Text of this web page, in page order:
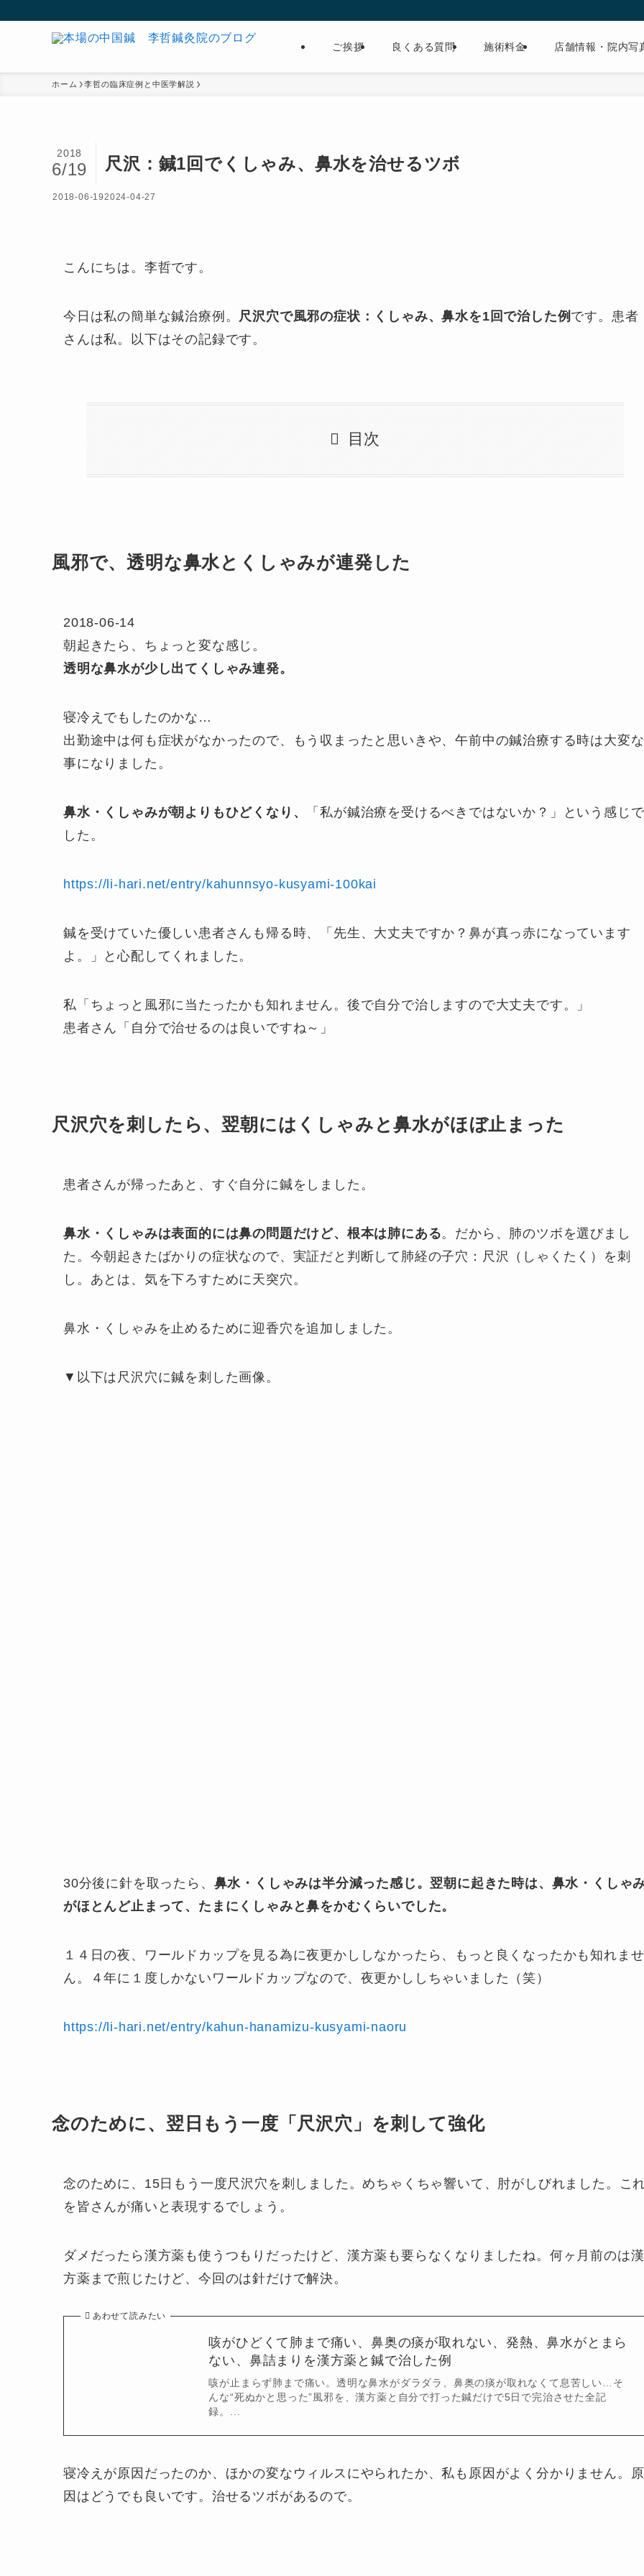
ご挨拶 良くある質問 施術料金 店舗情報・院内写
ホーム 李哲の臨床症例と中医学解説
尺沢：鍼1回でくしゃみ、鼻水を治せるツボ
2018
6/19
2018-06-192024-04-27
こんにちは。李哲です。
今日は私の簡単な鍼治療例。 尺沢穴で風邪の症状：くしゃみ、鼻水を1回で治した例 です。患者
さんは私。以下はその記録です。
目次
風邪で、透明な鼻水とくしゃみが連発した
2018-06-14
朝起きたら、ちょっと変な感じ。
透明な鼻水が少し出てくしゃみ連発。
寝冷えでもしたのかな…
出勤途中は何も症状がなかったので、もう収まったと思いきや、午前中の鍼治療する時は大変な
事になりました。
鼻水・くしゃみが朝よりもひどくなり、
「私が鍼治療を受けるべきではないか？」という感じで
した。
https://li-hari.net/entry/kahunnsyo-kusyami-100kai
鍼を受けていた優しい患者さんも帰る時、「先生、大丈夫ですか？鼻が真っ赤になっています
よ。」と心配してくれました。
私「ちょっと風邪に当たったかも知れません。後で自分で治しますので大丈夫です。」
患者さん「自分で治せるのは良いですね～」
尺沢穴を刺したら、翌朝にはくしゃみと鼻水がほぼ止まった
患者さんが帰ったあと、すぐ自分に鍼をしました。
鼻水・くしゃみは表面的には鼻の問題だけど、根本は肺にある。だから、肺のツボを選びまし
た。今朝起きたばかりの症状なので、実証だと判断して肺経の子穴：尺沢（しゃくたく）を刺
し。あとは、気を下ろすために天突穴。
鼻水・くしゃみを止めるために迎香穴を追加しました。
▼以下は尺沢穴に鍼を刺した画像。
30分後に針を取ったら、 鼻水・くしゃみは半分減った感じ。翌朝に起きた時は、鼻水・くしゃ
がほとんど止まって、たまにくしゃみと鼻をかむくらいでした。
１４日の夜、ワールドカップを見る為に夜更かししなかったら、もっと良くなったかも知れませ
ん。４年に１度しかないワールドカップなので、夜更かししちゃいました（笑）
https://li-hari.net/entry/kahun-hanamizu-kusyami-naoru
念のために、翌日もう一度「尺沢穴」を刺して強化
念のために、15日もう一度尺沢穴を刺しました。めちゃくちゃ響いて、肘がしびれました。こ
を皆さんが痛いと表現するでしょう。
ダメだったら漢方薬も使うつもりだったけど、漢方薬も要らなくなりましたね。何ヶ月前のは漢
方薬まで煎じたけど、今回のは針だけで解決。
あわせて読みたい
咳がひどくて肺まで痛い、鼻奥の痰が取れない、発熱、鼻水がとまら
ない、鼻詰まりを漢方薬と鍼で治した例
咳が止まらず肺まで痛い。透明な鼻水がダラダラ、鼻奥の痰が取れなくて息苦しい…そ
んな“死ぬかと思った”風邪を、漢方薬と自分で打った鍼だけで5日で完治させた全記
録。...
寝冷えが原因だったのか、ほかの変なウィルスにやられたか、私も原因がよく分かりません。原
因はどうでも良いです。治せるツボがあるので。